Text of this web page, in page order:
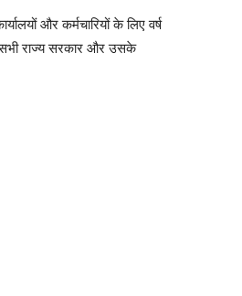
और कर्मचारियों के लिए वर्ष
राज्य सरकार और उसके